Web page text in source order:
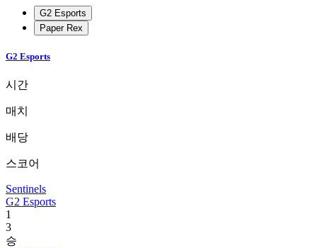
G2 Esports
Paper Rex
G2 Esports
시간
매치
배당
스코어
Sentinels
G2 Esports
1
3
승